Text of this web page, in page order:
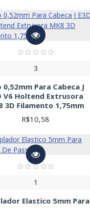
3
0,52mm Para Cabeca J
V6 Holtend Extrusora
3D Filamento 1,75mm
R$10,58
1
Elastico 5mm Para